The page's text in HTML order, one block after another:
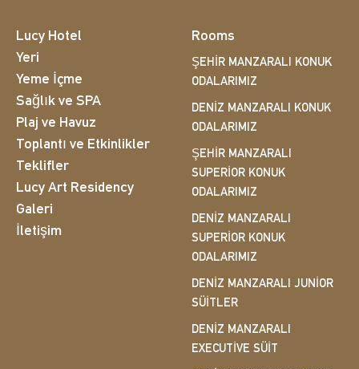
Lucy Hotel
Yeri
Yeme İçme
Sağlık ve SPA
Plaj ve Havuz
Toplantı ve Etkinlikler
Teklifler
Lucy Art Residency
Galeri
İletişim
Rooms
ŞEHIR MANZARALI KONUK
ODALARIMIZ
DENIZ MANZARALI KONUK
ODALARIMIZ
ŞEHIR MANZARALI
SUPERIOR KONUK
ODALARIMIZ
DENIZ MANZARALI
SUPERIOR KONUK
ODALARIMIZ
DENIZ MANZARALI JUNIOR
SÜITLER
DENIZ MANZARALI
EXECUTIVE SÜIT